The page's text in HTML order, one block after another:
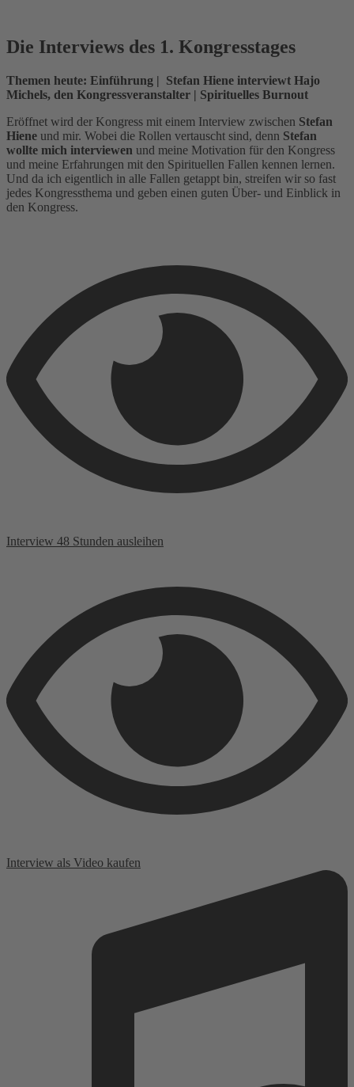
Die Interviews des 1. Kongresstages
Themen heute: Einführung | Stefan Hiene interviewt Hajo
Michels, den Kongressveranstalter | Spirituelles Burnout
Eröffnet wird der Kongress mit einem Interview zwischen Stefan
Hiene und mir. Wobei die Rollen vertauscht sind, denn Stefan
wollte mich interviewen und meine Motivation für den Kongress
und meine Erfahrungen mit den Spirituellen Fallen kennen lernen.
Und da ich eigentlich in alle Fallen getappt bin, streifen wir so fast
jedes Kongressthema und geben einen guten Über- und Einblick in
den Kongress.
Interview 48 Stunden ausleihen
Interview als Video kaufen